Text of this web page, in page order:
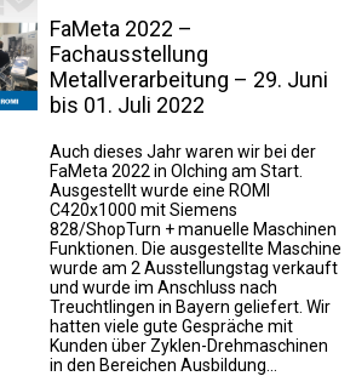
FaMeta 2022 –
Fachausstellung
Metallverarbeitung – 29. Juni
bis 01. Juli 2022
Auch dieses Jahr waren wir bei der
FaMeta 2022 in Olching am Start.
Ausgestellt wurde eine ROMI
C420x1000 mit Siemens
828/ShopTurn + manuelle Maschinen
Funktionen. Die ausgestellte Maschine
wurde am 2 Ausstellungstag verkauft
und wurde im Anschluss nach
Treuchtlingen in Bayern geliefert. Wir
hatten viele gute Gespräche mit
Kunden über Zyklen-Drehmaschinen
in den Bereichen Ausbildung…